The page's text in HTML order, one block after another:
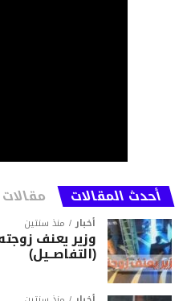
أحدث المقالات
أخبار منذ سنتين
وزير يعنف
(التفاصــيل)